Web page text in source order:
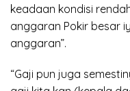
keadaan kondisi
anggaran Pokir besar
anggaran”.
“Gaji pun juga